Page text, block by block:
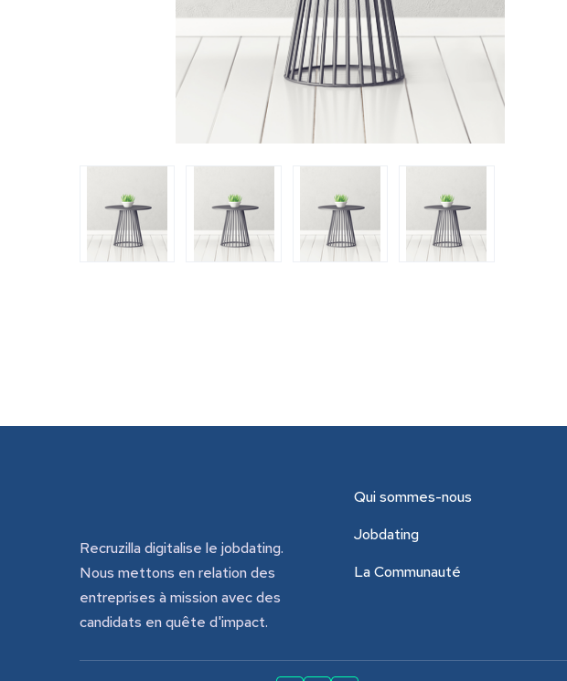
Recruzilla digitalise le jobdating.
Nous mettons en relation des
entreprises à mission avec des
candidats en quête d'impact.
Qui sommes-nous
Jobdating
La Communauté